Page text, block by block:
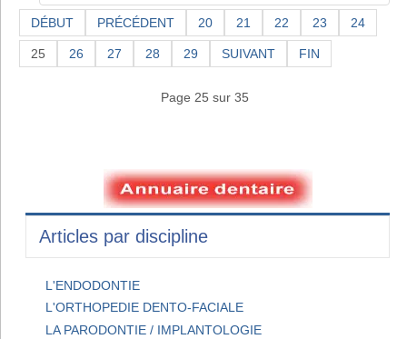
DÉBUT PRÉCÉDENT 20 21 22 23 24
25 26 27 28 29 SUIVANT FIN
Page 25 sur 35
Articles par discipline
L'ENDODONTIE
L'ORTHOPEDIE DENTO-FACIALE
LA PARODONTIE / IMPLANTOLOGIE